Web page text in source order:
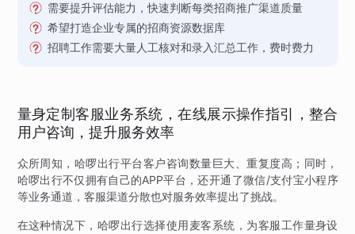
需要提升评估能力，快速判断每类招商推广渠道质量
希望打造企业专属的招商资源数据库
招聘工作需要大量人工核对和录入汇总工作，费时费力
量身定制客服业务系统，在线展示操作指引，整合
用户咨询，提升服务效率
众所周知，哈啰出行平台客户咨询数量巨大、重复度高；同时，
哈啰出行不仅拥有自己的APP平台，还开通了微信/支付宝小程序
等业务通道，客服渠道分散也对服务效率提出了挑战。
在这种情况下，哈啰出行选择使用麦客系统，为客服工作量身设